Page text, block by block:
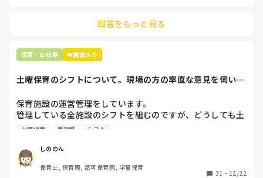
最後の職場にしようと思っていましたが
辞めることは逃げ、と、過去辞めた人も何年も言われ続けて
います
回答をもっと見る
保育・お仕事 👑殿堂入り
土曜保育のシフトについて。現場の方の率直な意見を伺いた
保育施設の運営管理をしています。
管理している全施設のシフトを組むのですが、どうしても土
曜保育だけは入れる方が少なく、いつも苦労しています。
て入職しているはずですが、いざ勤務が始まると一日も土曜
出勤が出来ない方ばかりです。
土曜保育 管理職 シフト
しののん
保育士, 保育園, 認可保育園, 学童保育
31 ・ 12/22